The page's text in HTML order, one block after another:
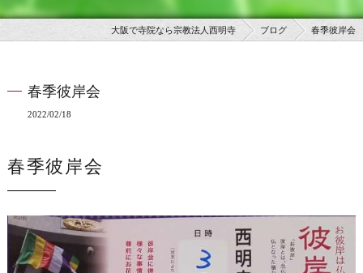
大阪で寺院なら宗教法人西明寺 ブログ 春季彼岸会
春季彼岸会
2022/02/18
春季彼岸会